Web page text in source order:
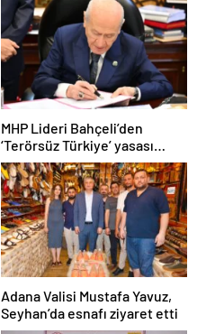
MHP Lideri Bahçeli’den
‘Terörsüz Türkiye’ yasası
açıklaması: “Herkes kazandı”
Adana Valisi Mustafa Yavuz,
Seyhan’da esnafı ziyaret etti